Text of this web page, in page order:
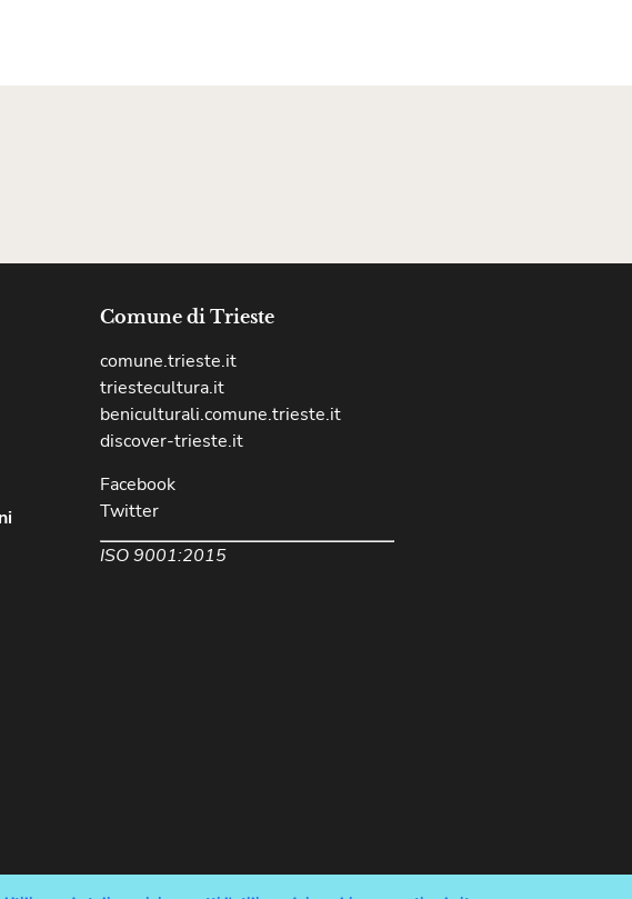
Comune di Trieste
comune.trieste.it
triestecultura.it
beniculturali.comune.trieste.it
discover-trieste.it
Facebook
Twitter
ISO 9001:2015